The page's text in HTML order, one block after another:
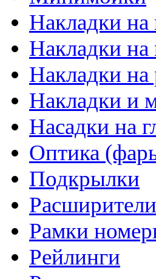
Накладки на
Накладки на
Накладки на
Накладки и
Насадки на
Оптика
Подкрылки
Рамки
Рейлинги